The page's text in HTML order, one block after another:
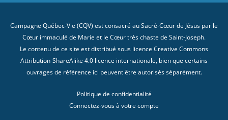
Campagne Québec-Vie (CQV) est consacré au Sacré-Cœur de Jésus par le
Cœur immaculé de Marie et le Cœur très chaste de Saint-Joseph.
Le contenu de ce site est distribué sous licence Creative Commons
Attribution-ShareAlike 4.0 licence internationale , bien que certains
ouvrages de référence ici peuvent être autorisés séparément.
Politique de confidentialité
Connectez-vous à votre compte